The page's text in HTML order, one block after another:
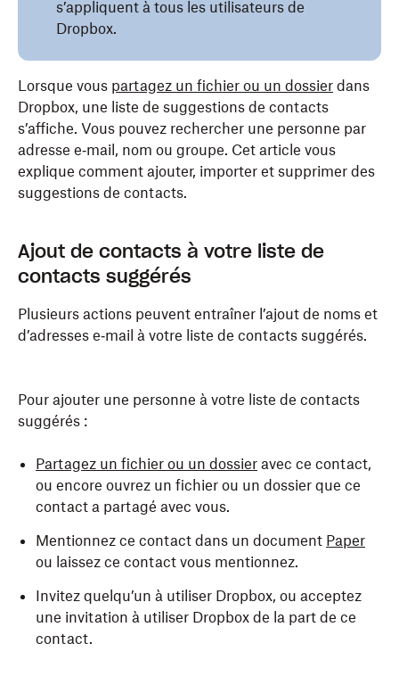
s’appliquent à tous les utilisateurs de
Dropbox.
Lorsque vous partagez un fichier ou un dossier dans
Dropbox, une liste de suggestions de contacts
s’affiche. Vous pouvez rechercher une personne par
adresse e‑mail, nom ou groupe. Cet article vous
explique comment ajouter, importer et supprimer des
suggestions de contacts.
Ajout de contacts à votre liste de
contacts suggérés
Plusieurs actions peuvent entraîner l’ajout de noms et
d’adresses e‑mail à votre liste de contacts suggérés.
Pour ajouter une personne à votre liste de contacts
suggérés :
Partagez un fichier ou un dossier avec ce contact,
ou encore ouvrez un fichier ou un dossier que ce
contact a partagé avec vous.
Mentionnez ce contact dans un document Paper
ou laissez ce contact vous mentionnez.
Invitez quelqu’un à utiliser Dropbox, ou acceptez
une invitation à utiliser Dropbox de la part de ce
contact.